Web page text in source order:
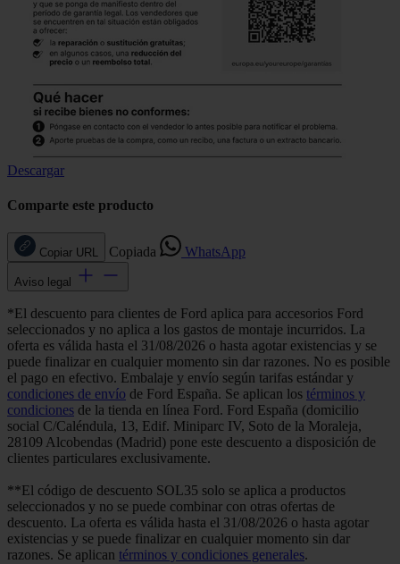
Descargar
Comparte este producto
Copiar URL Copiada WhatsApp
Aviso legal
*El descuento para clientes de Ford aplica para accesorios Ford
seleccionados y no aplica a los gastos de montaje incurridos. La
oferta es válida hasta el 31/08/2026 o hasta agotar existencias y se
puede finalizar en cualquier momento sin dar razones. No es posible
el pago en efectivo. Embalaje y envío según tarifas estándar y
condiciones de envío de Ford España. Se aplican los términos y
condiciones de la tienda en línea Ford. Ford España (domicilio
social C/Caléndula, 13, Edif. Miniparc IV, Soto de la Moraleja,
28109 Alcobendas (Madrid) pone este descuento a disposición de
clientes particulares exclusivamente.
**El código de descuento SOL35 solo se aplica a productos
seleccionados y no se puede combinar con otras ofertas de
descuento. La oferta es válida hasta el 31/08/2026 o hasta agotar
existencias y se puede finalizar en cualquier momento sin dar
razones. Se aplican términos y condiciones generales.